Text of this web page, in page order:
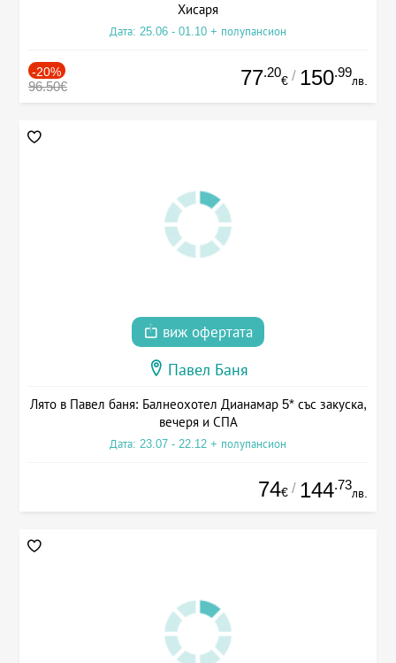
Хисаря
Дата: 25.06 - 01.10 + полупансион
-20%
96.50€ 77.20
€ / 150.99
лв.
виж офертата
Павел Баня
Лято в Павел баня: Балнеохотел Дианамар 5* със закуска,
вечеря и СПА
Дата: 23.07 - 22.12 + полупансион
74€ / 144.73
лв.